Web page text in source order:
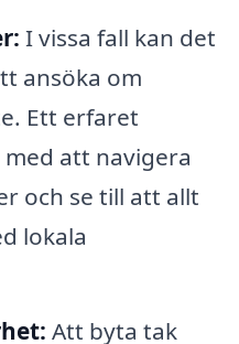
I vissa fall kan det
ansöka om
Ett erfaret
att navigera
och se till att allt
lokala
Att byta tak